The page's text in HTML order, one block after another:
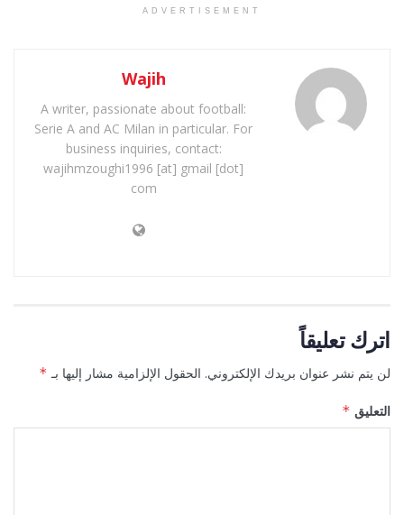
ADVERTISEMENT
Wajih
A writer, passionate about football:
Serie A and AC Milan in particular. For
business inquiries, contact:
wajihmzoughi1996 [at] gmail [dot]
com
اترك تعليقاً
لن يتم نشر عنوان بريدك الإلكتروني. الحقول الإلزامية مشار إليها بـ *
التعليق *